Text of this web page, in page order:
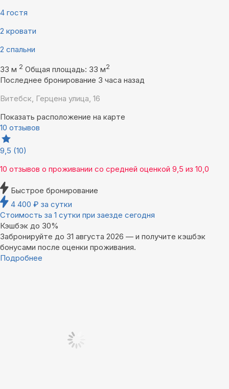
4 гостя
2 кровати
2 спальни
33 м 2 Общая площадь: 33 м2
Последнее бронирование 3 часа назад
Витебск, Герцена улица, 16
Показать расположение на карте
10 отзывов
9,5 (10)
10 отзывов о проживании со средней оценкой 9,5 из 10,0
Быстрое бронирование
4 400 ₽ за сутки
Стоимость за 1 сутки при заезде сегодня
Кэшбэк до 30%
Забронируйте до 31 августа 2026 — и получите кэшбэк
бонусами после оценки проживания.
Подробнее